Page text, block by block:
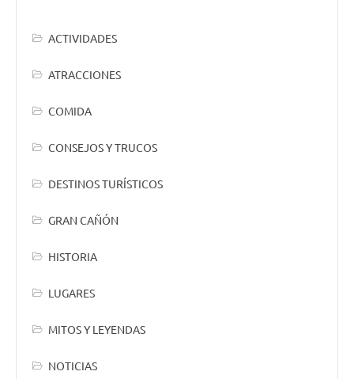
ACTIVIDADES
ATRACCIONES
COMIDA
CONSEJOS Y TRUCOS
DESTINOS TURÍSTICOS
GRAN CAÑÓN
HISTORIA
LUGARES
MITOS Y LEYENDAS
NOTICIAS